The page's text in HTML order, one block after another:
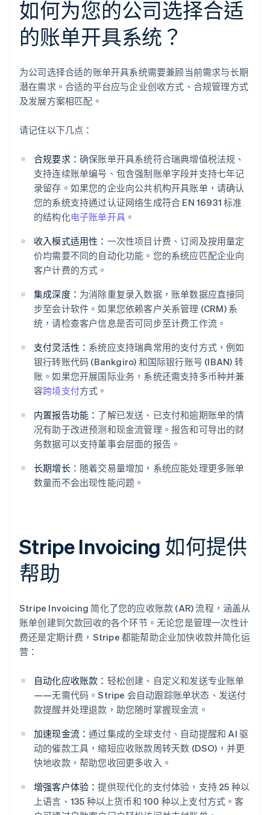
如何为您的公司选择合适
的账单开具系统？
为公司选择合适的账单开具系统需要兼顾当前需求与长期
潜在需求。合适的平台应与企业创收方式、合规管理方式
及发展方案相匹配。
请记住以下几点：
合规要求： 确保账单开具系统符合瑞典增值税法规、
支持连续账单编号、包含强制账单字段并支持七年记
录留存。如果您的企业向公共机构开具账单，请确认
您的系统支持通过认证网络生成符合 EN 16931 标准
的结构化电子账单开具 。
收入模式适用性： 一次性项目计费、订阅及按用量定
价均需要不同的自动化功能。您的系统应匹配企业向
客户计费的方式。
集成深度： 为消除重复录入数据，账单数据应直接同
步至会计软件。如果您依赖客户关系管理 (CRM) 系
统，请检查客户信息是否可同步至计费工作流。
支付灵活性： 系统应支持瑞典常用的支付方式，例如
银行转账代码 (Bankgiro) 和国际银行账号 (IBAN) 转
账。如果您开展国际业务，系统还需支持多币种并兼
容跨境支付方式。
内置报告功能： 了解已发送、已支付和逾期账单的情
况有助于改进预测和现金流管理。报告和可导出的财
务数据可以支持董事会层面的报告。
长期增长： 随着交易量增加，系统应能处理更多账单
数量而不会出现性能问题。
Stripe Invoicing 如何提供
帮助
Stripe Invoicing 简化了您的应收账款 (AR) 流程，涵盖从
账单创建到欠款回收的各个环节。无论您是管理一次性计
费还是定期计费，Stripe 都能帮助企业加快收款并简化运
营：
自动化应收账款： 轻松创建、自定义和发送专业账单
——无需代码。Stripe 会自动跟踪账单状态、发送付
款提醒并处理退款，助您随时掌握现金流。
加速现金流：通过集成的全球支付、自动提醒和 AI 驱
动的催款工具，缩短应收账款周转天数 (DSO)，并更
快地收款，帮助您收回更多收入。
增强客户体验：提供现代化的支付体验，支持 25 种以
上语言、135 种以上货币和 100 种以上支付方式。客
阿联酋
English
爱尔兰